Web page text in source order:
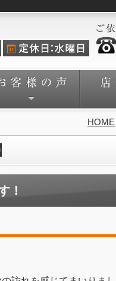
HOME
！